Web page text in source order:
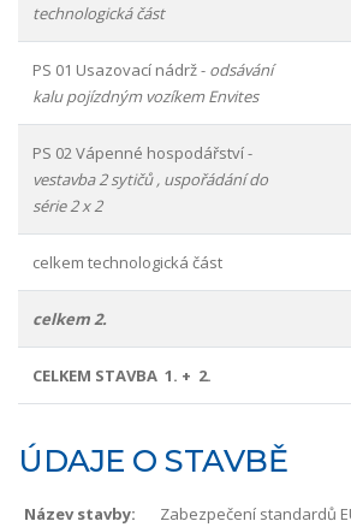
technologická část
PS 01 Usazovací nádrž - odsávání
kalu pojízdným vozíkem Envites
PS 02 Vápenné hospodářství -
vestavba 2 sytičů , uspořádání do
série 2 x 2
celkem technologická část
celkem 2.
CELKEM STAVBA 1. + 2.
ÚDAJE O STAVBĚ
Název stavby:
Zabezpečení standardů